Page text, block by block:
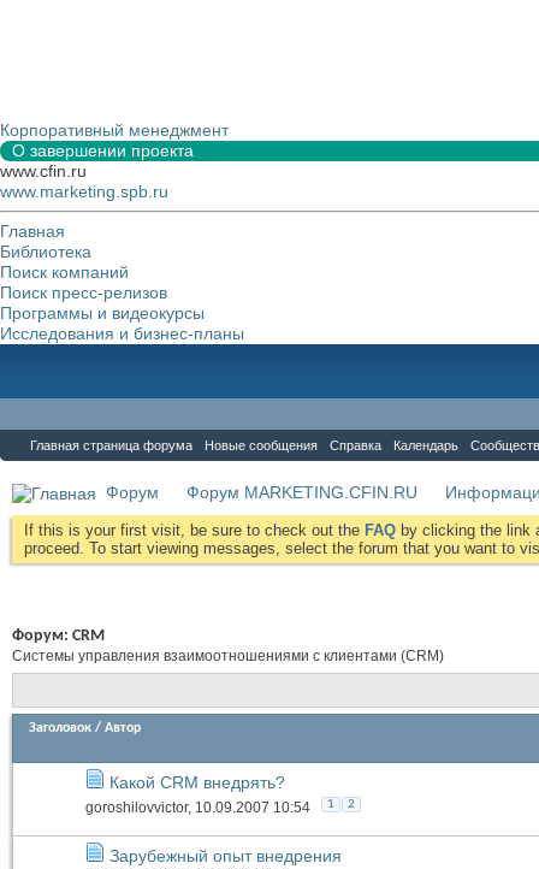
Корпоративный менеджмент
О завершении проекта
www.cfin.ru
www.marketing.spb.ru
Главная
Библиотека
Поиск компаний
Поиск пресс-релизов
Программы и видеокурсы
Исследования и бизнес-планы
Главная страница форума Новые сообщения Справка Календарь
Форум Форум MARKETING.CFIN.RU
If this is your first visit, be sure to check out the FAQ by clicking the link
proceed. To start viewing messages, select the forum that you want to
Форум: CRM
Системы управления взаимоотношениями с клиентами (CRM)
Заголовок / Автор
Какой CRM внедрять?
goroshilovvictor, 10.09.2007 10:54 1 2
Зарубежный опыт внедрения